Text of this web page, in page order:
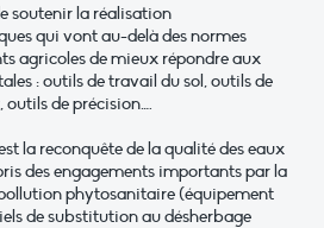
soutenir la réalisation
qui vont au-delà des normes
agricoles de mieux répondre aux
: outils de travail du sol, outils de
de précision….
la reconquête de la qualité des eaux
des engagements importants par la
phytosanitaire (équipement
de substitution au désherbage